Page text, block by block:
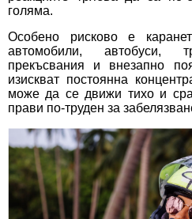
голяма.
Особено рисково е
автомобили, автобуси,
прекъсвания и внезапно
изискват постоянна
може да се движи тихо и
прави по-труден за